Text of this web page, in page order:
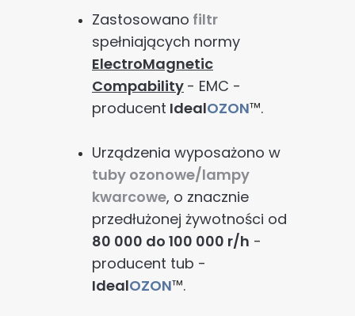
Zastosowano filtr
spełniających normy
ElectroMagnetic
Compability - EMC -
producent IdealOZON™.
Urządzenia wyposażono w
tuby ozonowe/lampy
kwarcowe, o znacznie
przedłużonej żywotności od
80 000 do 100 000 r/h -
producent tub -
IdealOZON™.